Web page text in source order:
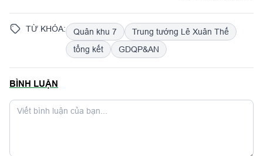
TỪ KHÓA: Quân khu 7
Trung tướng Lê Xuân Thế
tổng kết
GDQP&AN
BÌNH LUẬN